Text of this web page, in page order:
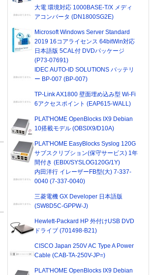
大電 環境対応 1000BASE-T/X メディ
アコンバータ (DN1800SG2E)
Microsoft Windows Server Standard
2019 16コアライセンス 64bitWin対応
日本語版 5CAL付 DVDパッケージ
(P73-07691)
IDEC AUTO-ID SOLUTIONS バッテリ
ー BP-007 (BP-007)
TP-Link AX1800 壁面埋め込み型 Wi-Fi
6アクセスポイント (EAP615-WALL)
PLAT'HOME OpenBlocks IX9 Debian
10搭載モデル (OBSIX9/D10A)
PLAT'HOME EasyBlocks Syslog 120G
サブスクリプション(保守サービス) 1年
間付き (EBIX/SYSLOG120G/1Y)
内田洋行 イレーザーFB型(大) 7-337-
0040 (7-337-0040)
三菱電機 GX Developer 日本語版
(SW8D5C-GPPW-J)
Hewlett-Packard HP 外付けUSB DVD
ドライブ (701498-B21)
CISCO Japan 250V AC Type A Power
Cable (CAB-TA-250V-JP=)
PLAT'HOME OpenBlocks IX9 Debian